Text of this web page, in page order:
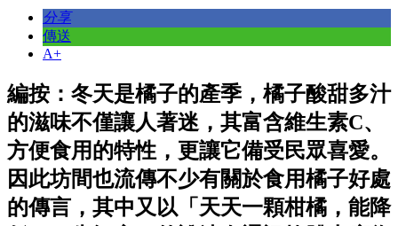
分享
傳送
A+
編按：冬天是橘子的產季，橘子酸甜多汁
的滋味不僅讓人著迷，其富含維生素C、
方便食用的特性，更讓它備受民眾喜愛。
因此坊間也流傳不少有關於食用橘子好處
的傳言，其中又以「天天一顆柑橘，能降